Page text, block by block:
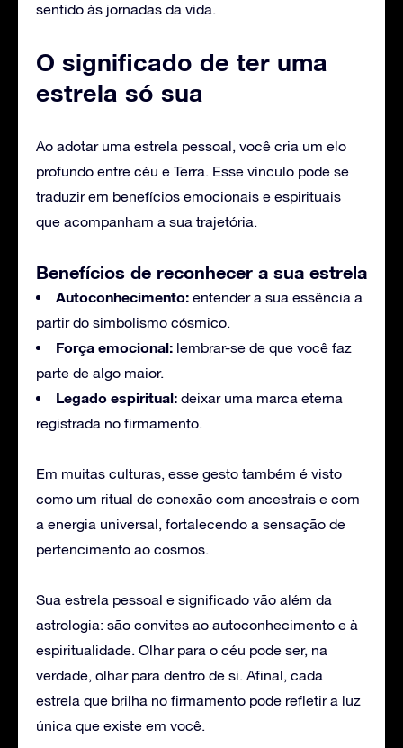
sentido às jornadas da vida.
O significado de ter uma
estrela só sua
Ao adotar uma estrela pessoal, você cria um elo
profundo entre céu e Terra. Esse vínculo pode se
traduzir em benefícios emocionais e espirituais
que acompanham a sua trajetória.
Benefícios de reconhecer a sua estrela
Autoconhecimento: entender a sua essência a
partir do simbolismo cósmico.
Força emocional: lembrar-se de que você faz
parte de algo maior.
Legado espiritual: deixar uma marca eterna
registrada no firmamento.
Em muitas culturas, esse gesto também é visto
como um ritual de conexão com ancestrais e com
a energia universal, fortalecendo a sensação de
pertencimento ao cosmos.
Sua estrela pessoal e significado vão além da
astrologia: são convites ao autoconhecimento e à
espiritualidade. Olhar para o céu pode ser, na
verdade, olhar para dentro de si. Afinal, cada
estrela que brilha no firmamento pode refletir a luz
única que existe em você.